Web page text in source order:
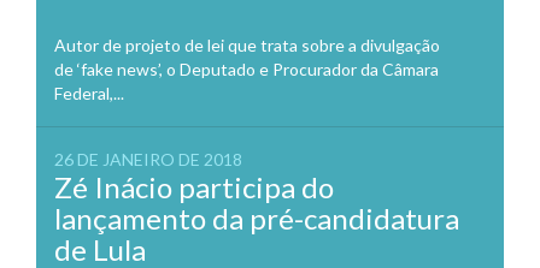
Autor de projeto de lei que trata sobre a divulgação
de ‘fake news’, o Deputado e Procurador da Câmara
Federal,...
26 DE JANEIRO DE 2018
Zé Inácio participa do
lançamento da pré-candidatura
de Lula